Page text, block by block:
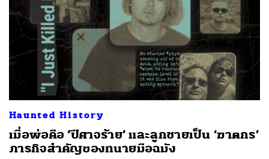
Haunted History
เมื่อพ่อคือ ‘ปีศาจร้าย’ และลูกชายเป็น ‘ฆาตกร’
ภารกิจสำคัญของทนายมือฉมัง